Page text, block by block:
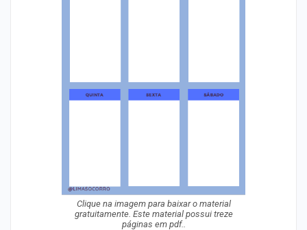
Clique na imagem para baixar o material
gratuitamente. Este material possui treze
páginas em pdf..